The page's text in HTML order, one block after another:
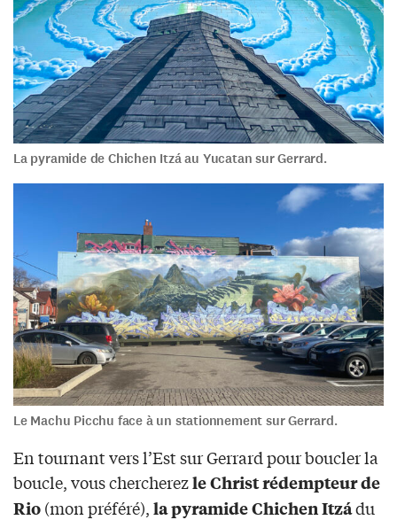
La pyramide de Chichen Itzá au Yucatan sur Gerrard.
Le Machu Picchu face à un stationnement sur Gerrard.
En tournant vers l’Est sur Gerrard pour boucler la
boucle, vous chercherezle Christ rédempteur de
Rio (mon préféré), la pyramide Chichen Itzádu